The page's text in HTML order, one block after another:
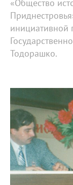
«Общество
инициативной
Тодорашко.